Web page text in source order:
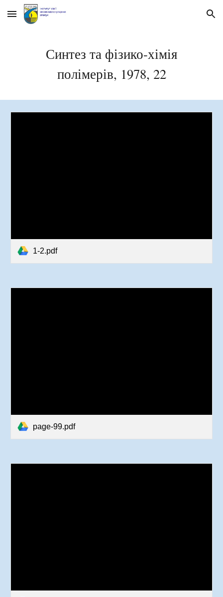
Skip to main content Skip to navigation
Синтез та фізико-хімія
полімерів, 1978, 22
1-2.pdf
page-99.pdf